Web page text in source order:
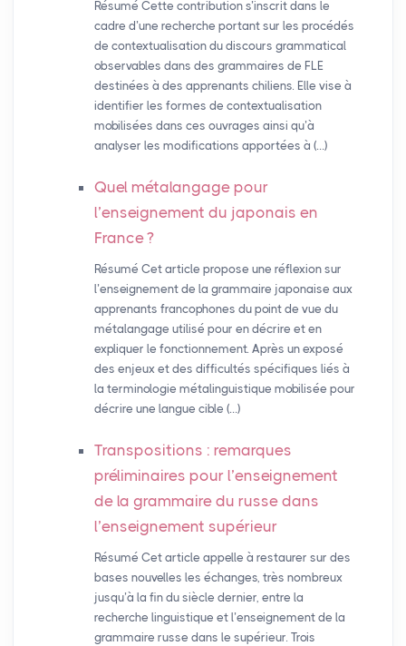
Résumé Cette contribution s’inscrit dans le
cadre d’une recherche portant sur les procédés
de contextualisation du discours grammatical
observables dans des grammaires de FLE
destinées à des apprenants chiliens. Elle vise à
identifier les formes de contextualisation
mobilisées dans ces ouvrages ainsi qu’à
analyser les modifications apportées à (…)
Quel métalangage pour
l’enseignement du japonais en
France?
Résumé Cet article propose une réflexion sur
l’enseignement de la grammaire japonaise aux
apprenants francophones du point de vue du
métalangage utilisé pour en décrire et en
expliquer le fonctionnement. Après un exposé
des enjeux et des difficultés spécifiques liés à
la terminologie métalinguistique mobilisée pour
décrire une langue cible (…)
Transpositions : remarques
préliminaires pour l’enseignement
de la grammaire du russe dans
l’enseignement supérieur
Résumé Cet article appelle à restaurer sur des
bases nouvelles les échanges, très nombreux
jusqu’à la fin du siècle dernier, entre la
recherche linguistique et l’enseignement de la
grammaire russe dans le supérieur. Trois